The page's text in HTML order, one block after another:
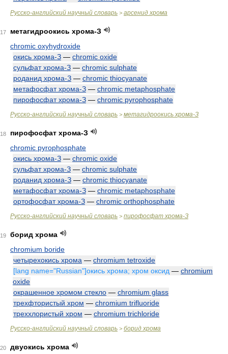
Русско-английский научный словарь > арсенид хрома
17
метагидроокись хрома-З
chromic oxyhydroxide
окись хрома-З — chromic oxide
сульфат хрома-З — chromic sulphate
роданид хрома-З — chromic thiocyanate
метафосфат хрома-З — chromic metaphosphate
пирофосфат хрома-З — chromic pyrophosphate
Русско-английский научный словарь > метагидроокись хрома-З
18
пирофосфат хрома-З
chromic pyrophosphate
окись хрома-З — chromic oxide
сульфат хрома-З — chromic sulphate
роданид хрома-З — chromic thiocyanate
метафосфат хрома-З — chromic metaphosphate
ортофосфат хрома-З — chromic orthophosphate
Русско-английский научный словарь > пирофосфат хрома-З
19
борид хрома
chromium boride
четырехокись хрома — chromium tetroxide
[lang name="Russian"]окись хрома; хром оксид — chromium
oxide
окрашенное хромом стекло — chromium glass
трехфтористый хром — chromium trifluoride
треххлористый хром — chromium trichloride
Русско-английский научный словарь > борид хрома
20
двуокись хрома